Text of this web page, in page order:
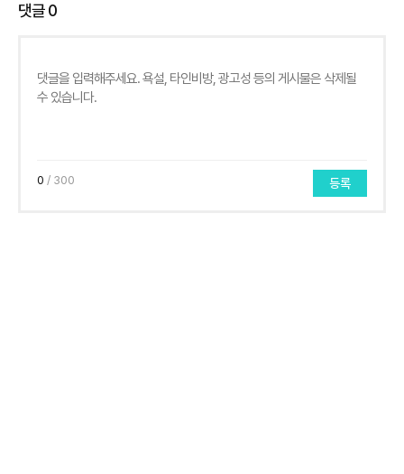
댓글0
0 / 300 등록